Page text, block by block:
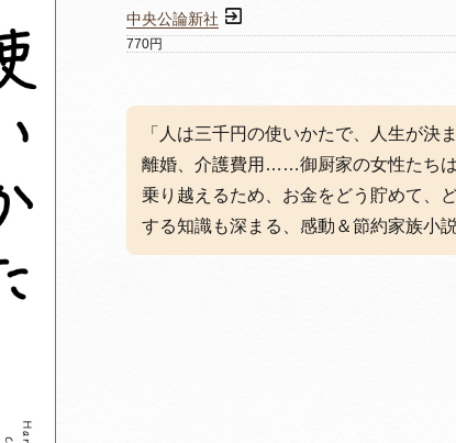
中央公論新社
770円
「人は三千円の使いかたで、人生が決
離婚、介護費用……御厨家の女性たち
乗り越えるため、お金をどう貯めて、
する知識も深まる、感動＆節約家族小説